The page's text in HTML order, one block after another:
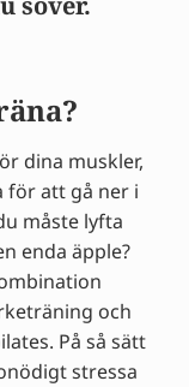
dina muskler,
för att gå ner i
måste lyfta
enda äpple?
och
På så sätt
stressa